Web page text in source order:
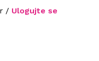
/ Ulogujte se